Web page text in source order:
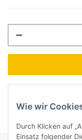
Loading...
Wie wir
Durch Klicken auf
Einsatz folgender